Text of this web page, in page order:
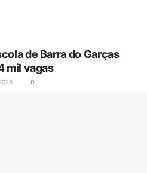
de Barra do Garças
mil vagas
0